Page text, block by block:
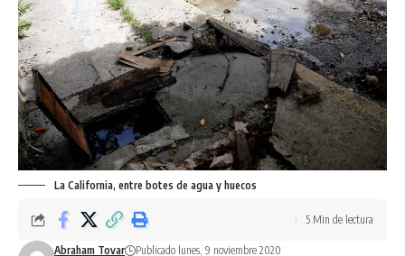
La California, entre botes de agua y huecos
Abraham Tovar Publicado lunes, 9 noviembre 2020
5 Min de lectura